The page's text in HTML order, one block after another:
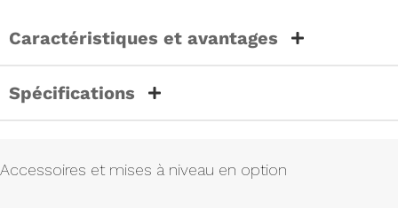
Caractéristiques et avantages
Spécifications
Accessoires et mises à niveau en option